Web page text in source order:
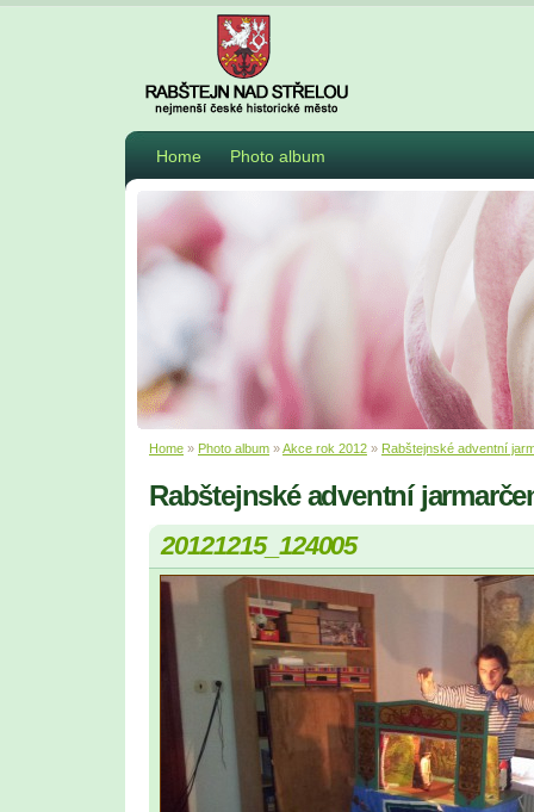
Home Photo album
Home » Photo album »Akce rok 2012 » Rabštejnské adventní
Rabštejnské adventní
20121215_124005